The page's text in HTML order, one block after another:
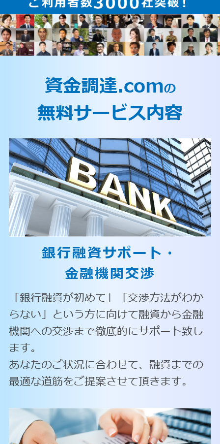
資金調達.comの
無料サービス内容
銀行融資サポート・
金融機関交渉
「銀行融資が初めて」「交渉方法がわか
らない」という方に向けて融資から金融
機関への交渉まで徹底的にサポート致し
ます。
あなたのご状況に合わせて、融資までの
最適な道筋をご提案させて頂きます。